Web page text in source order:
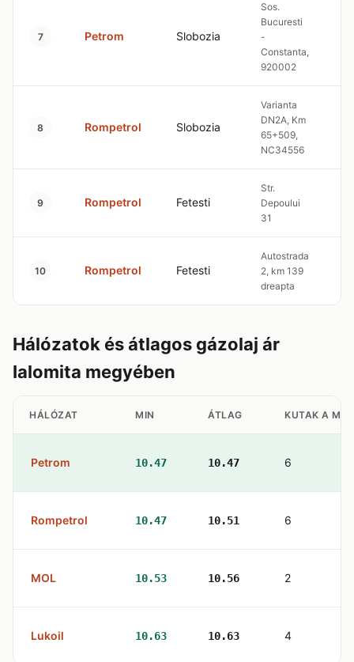
7 Petrom Slobozia
Sos.
Bucuresti
-
Constanta,
920002
8 Rompetrol Slobozia
Varianta
DN2A, Km
65+509,
NC34556
9 Rompetrol Fetesti
Str.
Depoului
31
10 Rompetrol Fetesti
Autostrada
2, km 139
dreapta
Hálózatok és átlagos gázolaj ár
Ialomita megyében
HÁLÓZAT MIN ÁTLAG KUTAK A
Petrom 10.47 10.47 6
Rompetrol 10.47 10.51 6
MOL 10.53 10.56 2
Lukoil 10.63 10.63 4